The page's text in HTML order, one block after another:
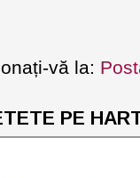
vă la:
PE